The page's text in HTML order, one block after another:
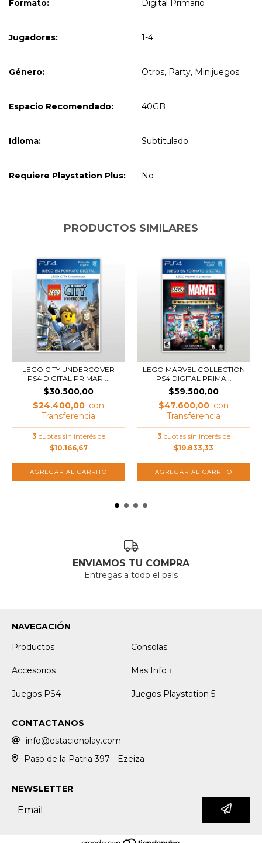
Formato: Digital Primario
Jugadores: 1-4
Género: Otros, Party, Minijuegos
Espacio Recomendado: 40GB
Idioma: Subtitulado
Requiere Playstation Plus: No
PRODUCTOS SIMILARES
LEGO CITY UNDERCOVER
PS4 DIGITAL PRIMARI...
$30.500,00
$24.400,00
3 cuotas sin interés de
$10.166,67
LEGO MARVEL COLLECTION
PS4 DIGITAL PRIMA...
$59.500,00
$47.600,00
3 cuotas sin interés de
$19.833,33
ENVIAMOS TU COMPRA
Entregas a todo el país
NAVEGACIÓN
Productos
Consolas
Accesorios Mas Info ℹ️
Juegos PS4 Juegos Playstation 5
CONTACTANOS
info@estacionplay.com
Paso de la Patria 397 - Ezeiza
NEWSLETTER